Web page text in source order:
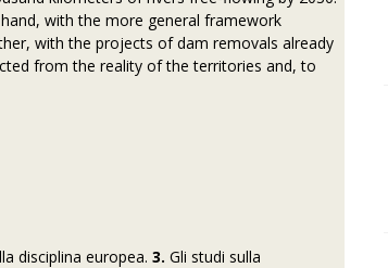
with the more general framework
with the projects of dam removals already
from the reality of the territories and, to
disciplina europea. 3. Gli studi sulla